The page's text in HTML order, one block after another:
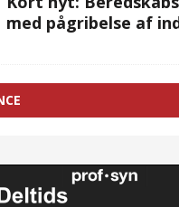
med pågribelse af